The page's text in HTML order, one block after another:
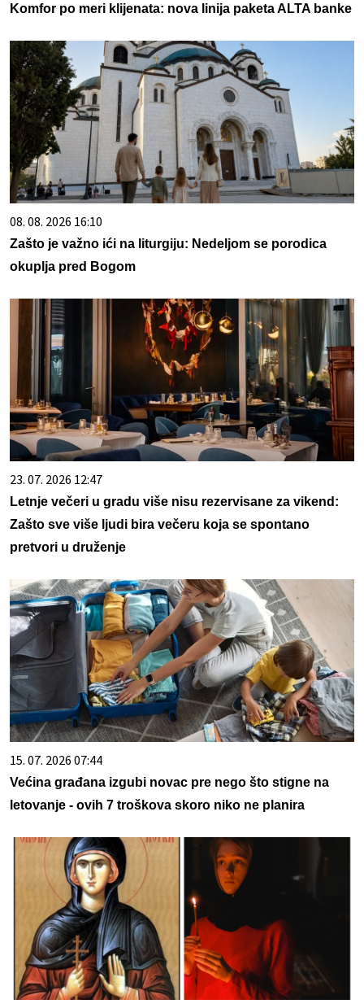
Komfor po meri klijenata: nova linija paketa ALTA banke
08. 08. 2026 16:10
Zašto je važno ići na liturgiju: Nedeljom se porodica
okuplja pred Bogom
23. 07. 2026 12:47
Letnje večeri u gradu više nisu rezervisane za vikend:
Zašto sve više ljudi bira večeru koja se spontano
pretvori u druženje
15. 07. 2026 07:44
Većina građana izgubi novac pre nego što stigne na
letovanje - ovih 7 troškova skoro niko ne planira